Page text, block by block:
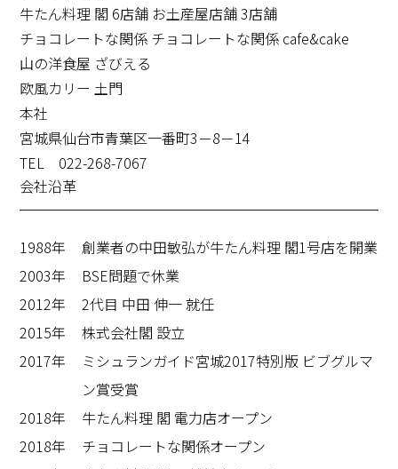
牛たん料理 閣 6店舗 お土産屋店舗 3店舗
チョコレートな関係 チョコレートな関係 cafe&cake
山の洋食屋 ざびえる
欧風カリー 土門
本社
宮城県仙台市青葉区一番町3－8－14
TEL 022-268-7067
会社沿革
1988年
創業者の中田敏弘が牛たん料理 閣1号店を開業
2003年
BSE問題で休業
2012年
2代目 中田 伸一 就任
2015年
株式会社閣 設立
2017年
ミシュランガイド宮城2017特別版 ビブグルマ
ン賞受賞
2018年
牛たん料理 閣 電力店オープン
2018年
チョコレートな関係オープン